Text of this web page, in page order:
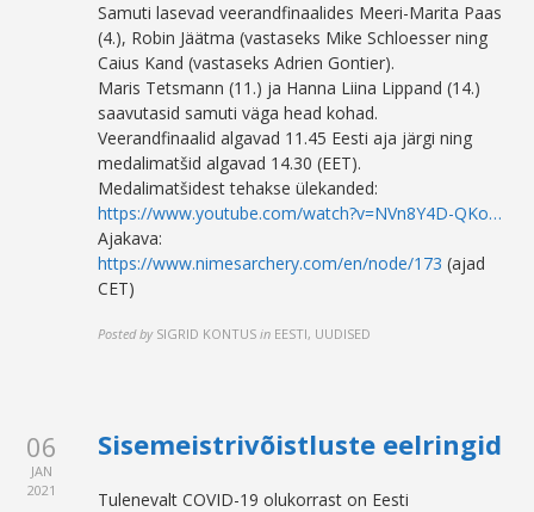
Samuti lasevad veerandfinaalides Meeri-Marita Paas
(4.), Robin Jäätma (vastaseks Mike Schloesser ning
Caius Kand (vastaseks Adrien Gontier).
Maris Tetsmann (11.) ja Hanna Liina Lippand (14.)
saavutasid samuti väga head kohad.
Veerandfinaalid algavad 11.45 Eesti aja järgi ning
medalimatšid algavad 14.30 (EET).
Medalimatšidest tehakse ülekanded:
https://www.youtube.com/watch?v=NVn8Y4D-QKo…
Ajakava:
https://www.nimesarchery.com/en/node/173 (ajad
CET)
Posted by SIGRID KONTUS in EESTI, UUDISED
06
JAN
2021
Sisemeistrivõistluste eelringid
Tulenevalt COVID-19 olukorrast on Eesti